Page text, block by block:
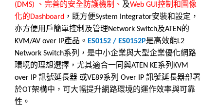
(DMS) 、完善的安全防護機制、 及Web GUI 控制和圖像
化的Dashboard ，既方便System Integrator安裝和設定，
亦方便用戶簡單控制及管理Network Switch及ATEN的
KVM/AV over IP產品。 ES0152 / ES0152P是高效能L2
Network Switch系列，是中小企業與大型企業優化網路
環境的理想選擇，尤其適合一同與ATEN KE系列 KVM
over IP 訊號延長器 或VE89系列 Over IP 訊號延長器部署
於OT架構中，可大幅提升網路環境的運作效率與可靠
性。